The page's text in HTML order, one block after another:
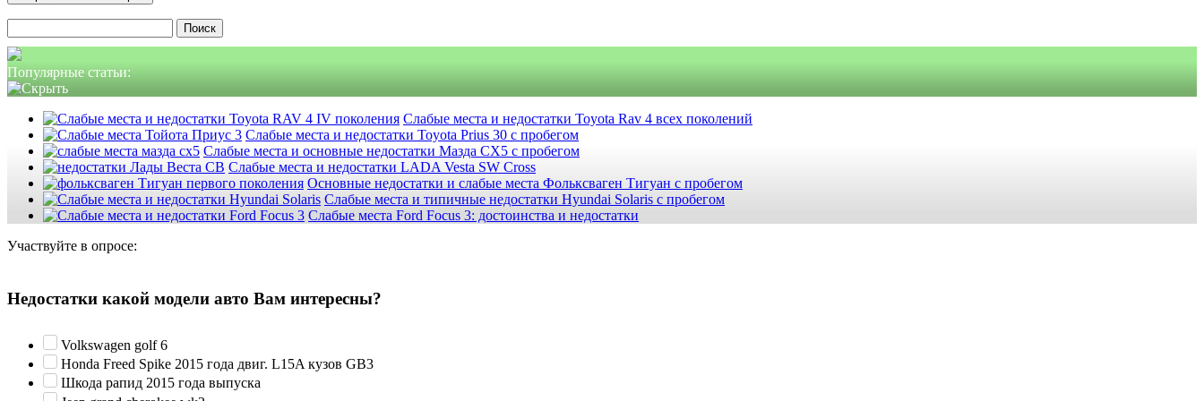
Популярные статьи:
Слабые места и недостатки Toyota Rav 4 всех поколений
Слабые места и недостатки Toyota Prius 30 с пробегом
Слабые места и основные недостатки Мазда СХ5 с пробегом
Слабые места и недостатки LADA Vesta SW Cross
Основные недостатки и слабые места Фольксваген Тигуан с пробегом
Слабые места и типичные недостатки Hyundai Solaris с пробегом
Слабые места Ford Focus 3: достоинства и недостатки
Участвуйте в опросе:
Недостатки какой модели авто Вам интересны?
Volkswagen golf 6
Honda Freed Spike 2015 года двиг. L15A кузов GB3
Шкода рапид 2015 года выпуска